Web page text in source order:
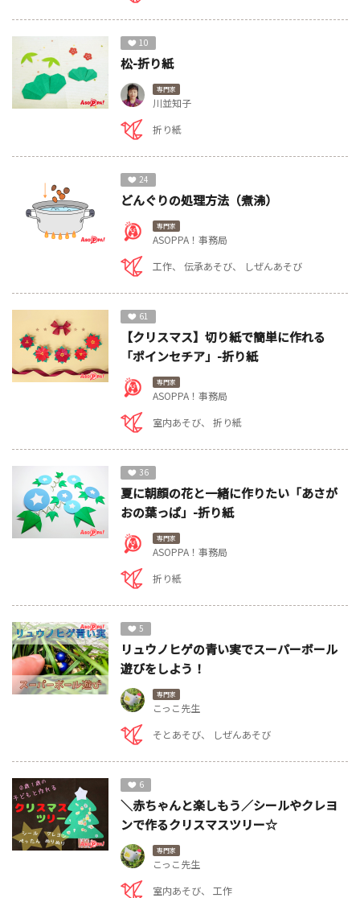
10
松-折り紙
専門家
川並知子
折り紙
24
どんぐりの処理方法（煮沸）
専門家
ASOPPA！事務局
工作
伝承あそび しぜんあそび
61
【クリスマス】切り紙で簡単に作れる
「ポインセチア」-折り紙
専門家
ASOPPA！事務局
室内あそび
折り紙
36
夏に朝顔の花と一緒に作りたい「あさが
おの葉っぱ」-折り紙
専門家
ASOPPA！事務局
折り紙
5
リュウノヒゲの青い実でスーパーボール
遊びをしよう！
専門家
こっこ先生
そとあそび
しぜんあそび
6
＼赤ちゃんと楽しもう／シールやクレヨ
ンで作るクリスマスツリー☆
専門家
こっこ先生
室内あそび
工作